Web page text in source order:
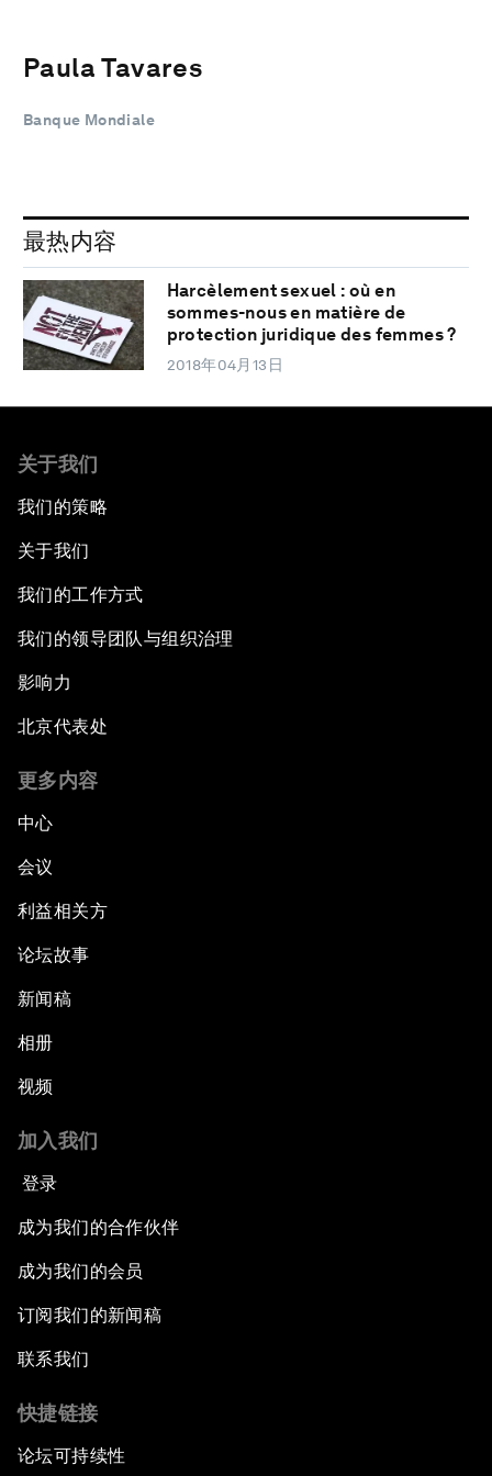
Paula Tavares
Banque Mondiale
最热内容
Harcèlement sexuel : où en
sommes-nous en matière de
protection juridique des femmes ?
2018年04月13日
关于我们
我们的策略
关于我们
我们的工作方式
我们的领导团队与组织治理
影响力
北京代表处
更多内容
中心
会议
利益相关方
论坛故事
新闻稿
相册
视频
加入我们
登录
成为我们的合作伙伴
成为我们的会员
订阅我们的新闻稿
联系我们
快捷链接
论坛可持续性